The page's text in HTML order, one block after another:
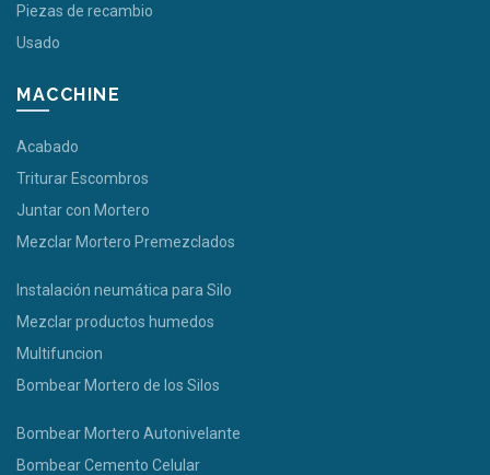
Piezas de recambio
Usado
MACCHINE
Acabado
Triturar Escombros
Juntar con Mortero
Mezclar Mortero Premezclados
Instalación neumática para Silo
Mezclar productos humedos
Multifuncion
Bombear Mortero de los Silos
Bombear Mortero Autonivelante
Bombear Cemento Celular